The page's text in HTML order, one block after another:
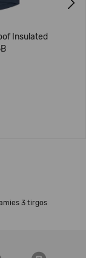
Insulated
3 tirgos